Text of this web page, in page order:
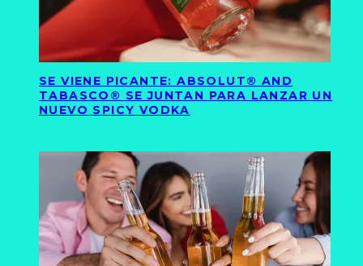
SE VIENE PICANTE: ABSOLUT® AND
TABASCO® SE JUNTAN PARA LANZAR UN
NUEVO SPICY VODKA